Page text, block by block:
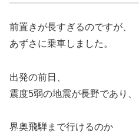
前置きが長すぎるのですが、
あずさに乗車しました。
出発の前日、
震度5弱の地震が長野であり、
界奥飛騨まで行けるのか